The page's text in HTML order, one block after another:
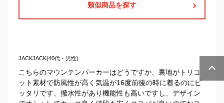
類似商品を探す
JACKJACK(40代・男性)
こちらのマウンテンパーカーはどうですか、裏地がトリコ
ット素材で防風性が高く気温が16度前後の時に着るのにピ
ッタリです、撥水性があり機能性も高いですし、デザイン